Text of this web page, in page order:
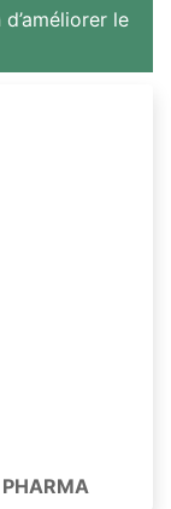
le